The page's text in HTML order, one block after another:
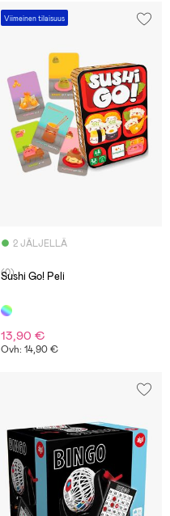
Viimeinen tilaisuus
2 JÄLJELLÄ
(0)
Sushi Go! Peli
13,90 €
Ovh: 14,90 €